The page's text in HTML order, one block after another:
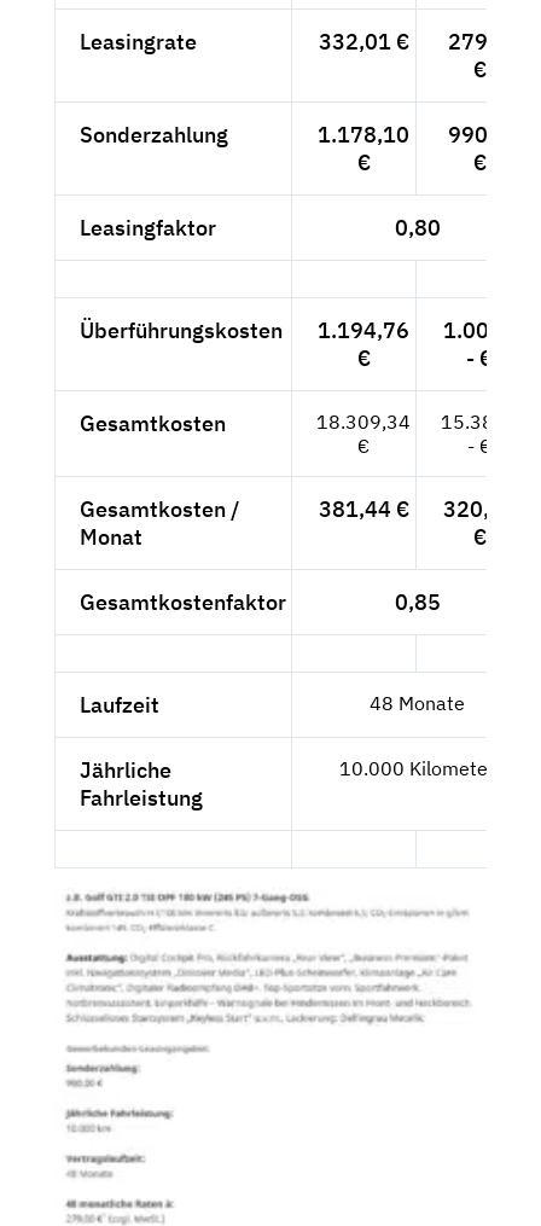
Leasingrate 332,01 €
279,--
€
Sonderzahlung
1.178,10
€
990,--
€
Leasingfaktor 0,80
Überführungskosten
1.194,76
€
1.004,-
- €
Gesamtkosten
18.309,34
€
15.386,-
- €
Gesamtkosten /
Monat
381,44 €
320,54
€
Gesamtkostenfaktor 0,85
Laufzeit 48 Monate
Jährliche
Fahrleistung
10.000 Kilometer